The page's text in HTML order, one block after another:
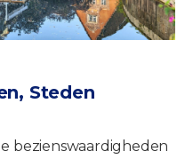
Steden
bezienswaardigheden